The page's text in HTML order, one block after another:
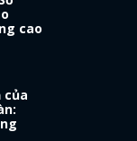
cao
của